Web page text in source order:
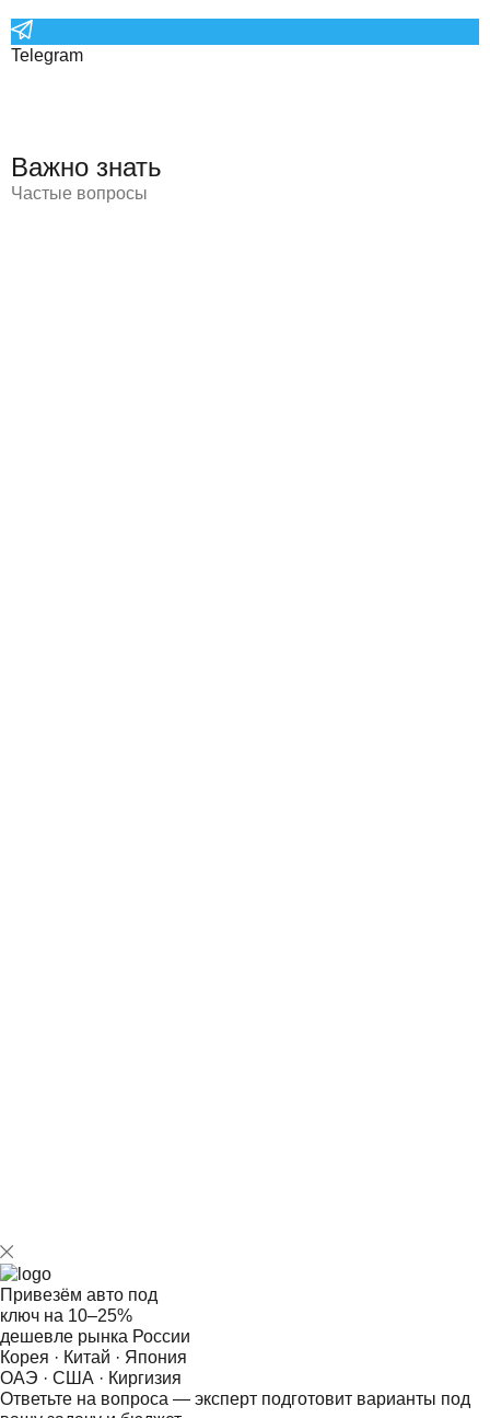
Telegram
Важно знать
Частые вопросы
Привезём авто под
ключ на 10–25%
дешевле рынка России
Корея · Китай · Япония
ОАЭ · США · Киргизия
Ответьте на вопроса — эксперт подготовит варианты под